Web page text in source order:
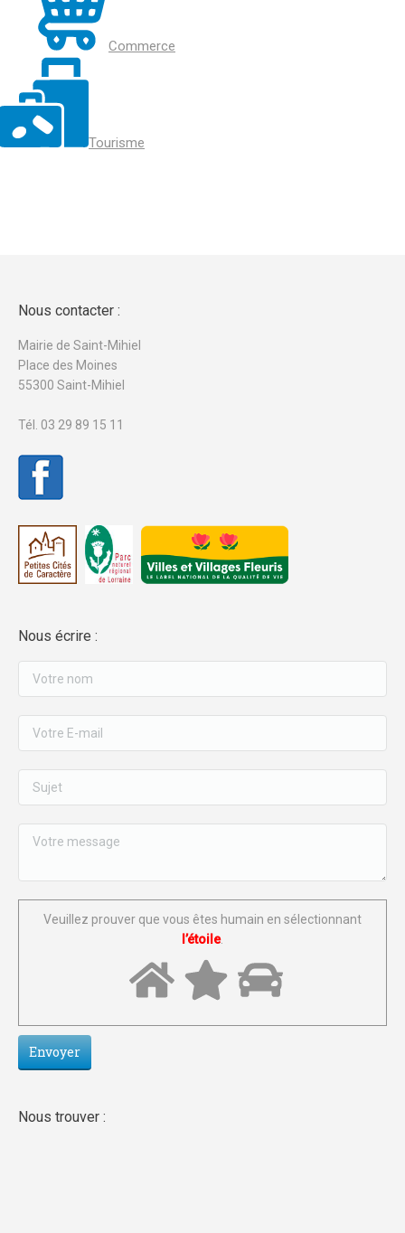
Commerce
Tourisme
Nous contacter :
Mairie de Saint-Mihiel
Place des Moines
55300 Saint-Mihiel
Tél. 03 29 89 15 11
Nous écrire :
Veuillez prouver que vous êtes humain en sélectionnant
l’étoile.
Nous trouver :